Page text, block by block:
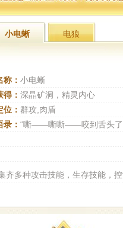
小电蜥 电狼
称： 小电蜥
得： 深晶矿洞，精灵内心
位： 群攻,肉盾
录： “嘶——嘶嘶——咬到舌头
多种攻击技能，生存技能，